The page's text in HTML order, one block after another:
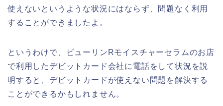
使えないというような状況にはならず、問題なく利用
することができましたよ。
というわけで、ビューリンRモイスチャーセラムのお店
で利用したデビットカード会社に電話をして状況を説
明すると、デビットカードが使えない問題を解決する
ことができるかもしれません。